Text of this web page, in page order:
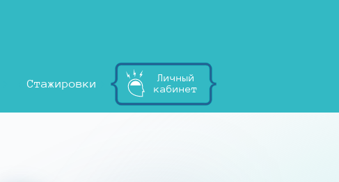
Стажировки
Личный
кабинет